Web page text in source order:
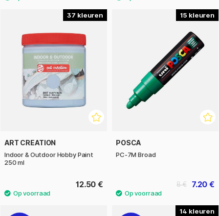
37
ART CREATION
Indoor & Outdoor Hobby Paint
250 ml
12.50 €
15
POSCA
PC-7M Broad
7.20 €
8 €
14